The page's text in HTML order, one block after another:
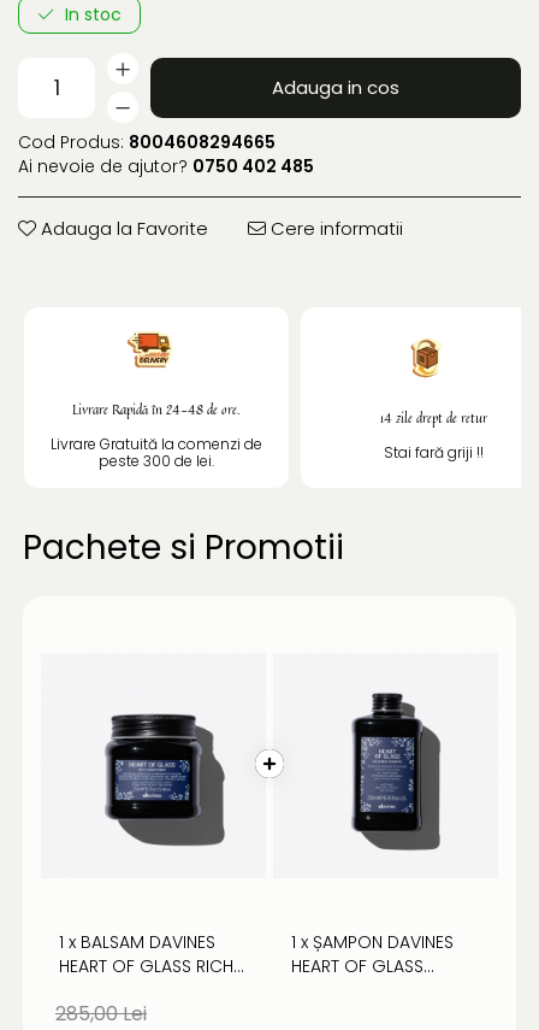
In stoc
Adauga in cos
Cod Produs: 8004608294665
Ai nevoie de ajutor? 0750 402 485
Adauga la Favorite Cere informatii
Livrare Rapidă în 24-48 de ore.
Livrare Gratuită la comenzi de
peste 300 de lei.
14 zile drept de retur
Stai fară griji !!
Pachete si Promotii
1 x BALSAM DAVINES
HEART OF GLASS RICH -
1 x ȘAMPON DAVINES
HEART OF GLASS
285,00 Lei